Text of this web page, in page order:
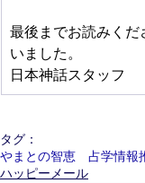
最後までお読みく
いました。
日本神話スタッフ　
タグ：
やまとの智恵 占学情報
ハッピーメール